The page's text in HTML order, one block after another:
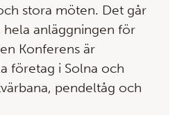
stora möten. Det går
anläggningen för
Konferens är
företag i Solna och
pendeltåg och